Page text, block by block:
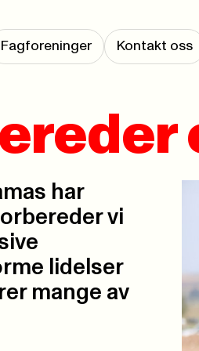
Fagforeninger Kontakt oss
har
vi
lidelser
mange av